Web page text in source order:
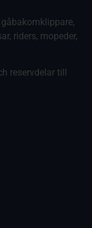
riders, mopeder,
reservdelar till